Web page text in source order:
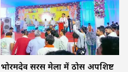
भोरमदेव सरस मेला में ठोस अपशिष्ट